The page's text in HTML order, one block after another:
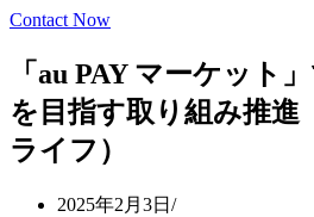
Contact Now
「au PAY マーケット
を目指す取り組み推進
ライフ）
2025年2月3日